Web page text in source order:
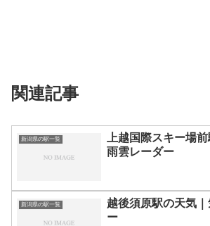
関連記事
新潟県の駅一覧
上越国際スキー場
雨雲レーダー
新潟県の駅一覧
越後須原駅の天気
ー